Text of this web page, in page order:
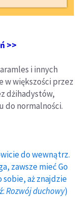
>>
i innych
w większości przez
dżihadystów,
do normalności.
do wewnątrz.
zawsze mieć Go
aż znajdzie
Rozwój duchowy)